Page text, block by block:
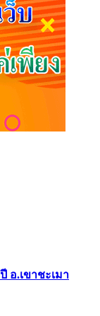
อ.เขาชะเมา